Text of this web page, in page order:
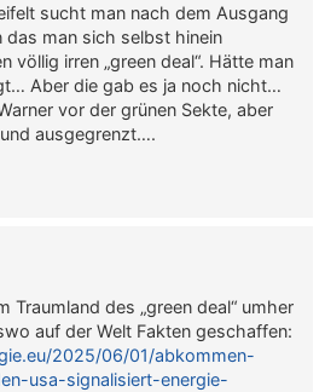
sucht man nach dem Ausgang
das man sich selbst hinein
völlig irren „green deal“. Hätte man
Aber die gab es ja noch nicht…
vor der grünen Sekte, aber
ausgegrenzt….
Traumland des „green deal“ umher
auf der Welt Fakten geschaffen:
2025/06/01/abkommen-
usa-signalisiert-energie-